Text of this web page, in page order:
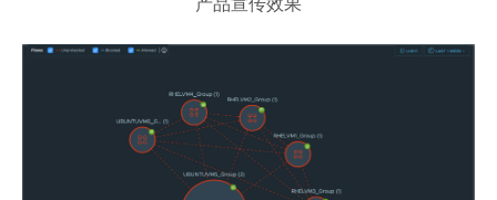
产品宣传效果